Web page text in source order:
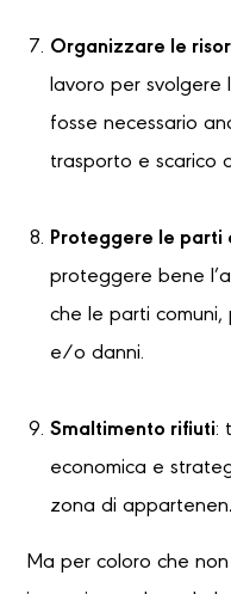
Organizzare le
lavoro per svolgere
fosse necessario
trasporto e scarico
Proteggere le parti
proteggere bene
che le parti comuni,
e/o danni.
Smaltimento rifiuti:
economica e
zona di
Ma per coloro che